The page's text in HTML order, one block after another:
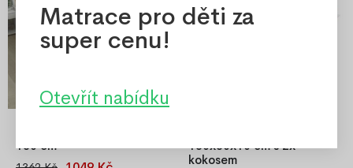
180 cm
180x80x10 cm s 2x
kokosem
Matrace pro děti za
super cenu!
Otevřít nabídku